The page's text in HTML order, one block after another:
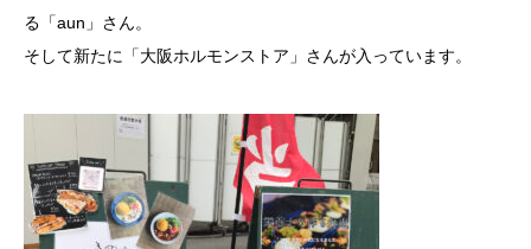
る「aun」さん。
そして新たに「大阪ホルモンストア」さんが入っています。